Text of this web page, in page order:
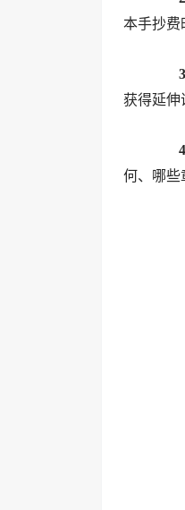
本手抄费
获得延伸
何、哪些